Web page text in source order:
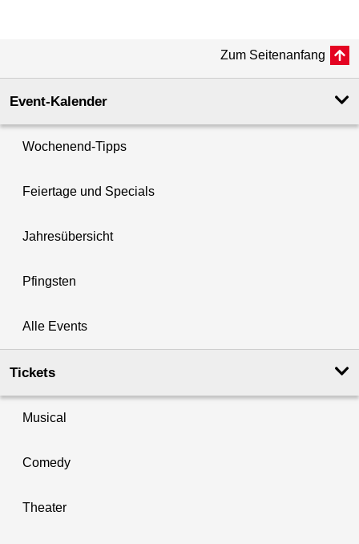
Zum Seitenanfang
Event-Kalender
Wochenend-Tipps
Feiertage und Specials
Jahresübersicht
Pfingsten
Alle Events
Tickets
Musical
Comedy
Theater